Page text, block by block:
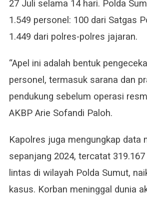
27 Juli selama 14 hari. Polda
1.549 personel: 100 dari Satgas
1.449 dari polres-polres jajaran.
“Apel ini adalah bentuk
personel, termasuk sarana dan
pendukung sebelum operasi
AKBP Arie Sofandi Paloh.
Kapolres juga mengungkap data
sepanjang 2024, tercatat
lintas di wilayah Polda Sumut,
kasus. Korban meninggal dunia